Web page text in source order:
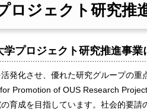
ロジェクト研究推
プロジェクト研究推進事業
発化させ、優れた研究グループの重
Promotion of OUS Research
育成を目指しています。社会的要